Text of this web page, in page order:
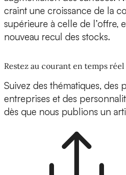
craint une croissance de la
supérieure à celle de l’offre,
nouveau recul des stocks.
Restez au courant en temps réel
Suivez des thématiques, des
entreprises et des
dès que nous publions un